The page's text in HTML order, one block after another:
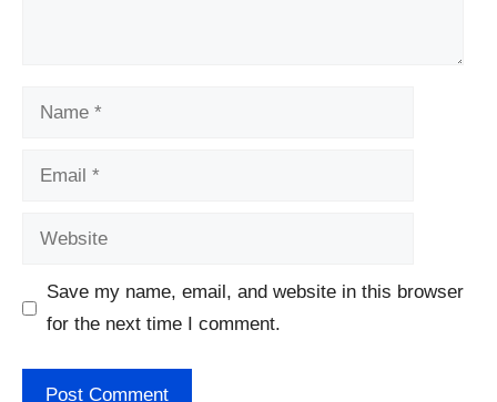
Name
Email
Website
Save my name, email, and website in this browser
for the next time I comment.